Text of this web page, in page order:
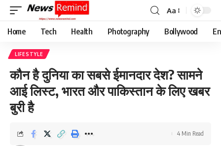
Font
Resizer
Aa
Home Tech Health Photography Bollywood
LIFESTYLE
कौन है दुनिया का सबसे ईमानदार देश? सामने
आई लिस्ट, भारत और पाकिस्तान के लिए खबर
बुरी है
4 Min Read